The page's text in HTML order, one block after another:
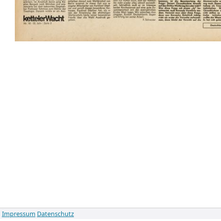
Impressum Datenschutz